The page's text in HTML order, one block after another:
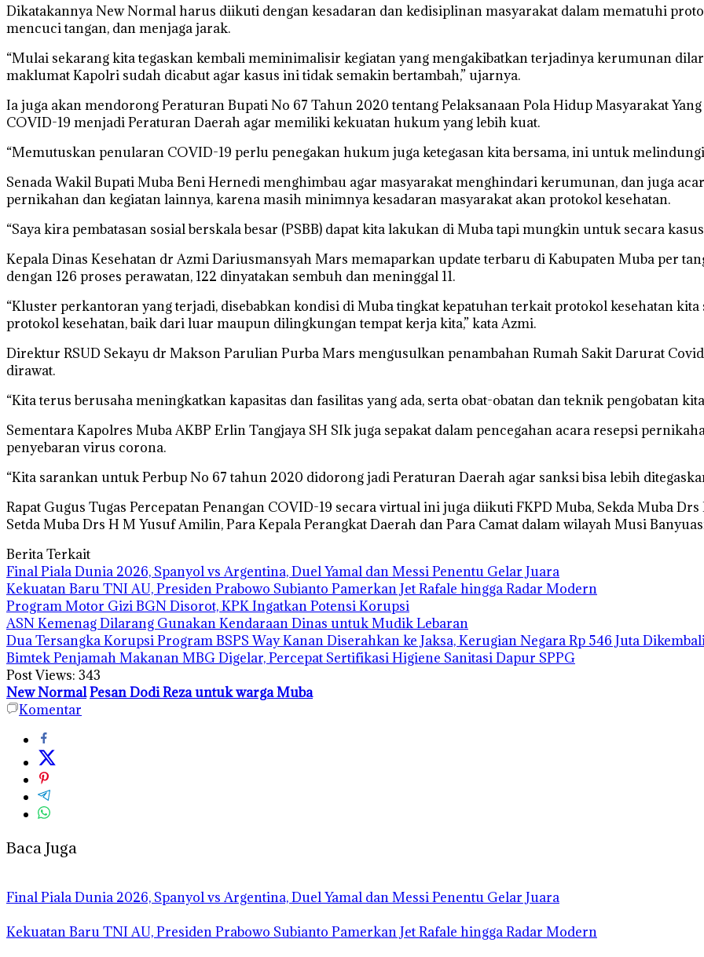
Dikatakannya New Normal harus diikuti dengan kesadaran dan kedisiplinan masyarakat dalam mematuhi
mencuci tangan, dan menjaga jarak.
“Mulai sekarang kita tegaskan kembali meminimalisir kegiatan yang mengakibatkan terjadinya kerumunan
maklumat Kapolri sudah dicabut agar kasus ini tidak semakin bertambah,” ujarnya.
Ia juga akan mendorong Peraturan Bupati No 67 Tahun 2020 tentang Pelaksanaan Pola Hidup Masyarakat
COVID-19 menjadi Peraturan Daerah agar memiliki kekuatan hukum yang lebih kuat.
“Memutuskan penularan COVID-19 perlu penegakan hukum juga ketegasan kita bersama, ini untuk
Senada Wakil Bupati Muba Beni Hernedi menghimbau agar masyarakat menghindari kerumunan, dan juga
pernikahan dan kegiatan lainnya, karena masih minimnya kesadaran masyarakat akan protokol kesehatan.
“Saya kira pembatasan sosial berskala besar (PSBB) dapat kita lakukan di Muba tapi mungkin untuk secara
Kepala Dinas Kesehatan dr Azmi Dariusmansyah Mars memaparkan update terbaru di Kabupaten Muba per
dengan 126 proses perawatan, 122 dinyatakan sembuh dan meninggal 11.
“Kluster perkantoran yang terjadi, disebabkan kondisi di Muba tingkat kepatuhan terkait protokol kesehatan
protokol kesehatan, baik dari luar maupun dilingkungan tempat kerja kita,” kata Azmi.
Direktur RSUD Sekayu dr Makson Parulian Purba Mars mengusulkan penambahan Rumah Sakit Darurat
dirawat.
“Kita terus berusaha meningkatkan kapasitas dan fasilitas yang ada, serta obat-obatan dan teknik pengobatan
Sementara Kapolres Muba AKBP Erlin Tangjaya SH SIk juga sepakat dalam pencegahan acara resepsi
penyebaran virus corona.
“Kita sarankan untuk Perbup No 67 tahun 2020 didorong jadi Peraturan Daerah agar sanksi bisa lebih
Rapat Gugus Tugas Percepatan Penangan COVID-19 secara virtual ini juga diikuti FKPD Muba, Sekda Muba
Setda Muba Drs H M Yusuf Amilin, Para Kepala Perangkat Daerah dan Para Camat dalam wilayah Musi
Berita Terkait
Final Piala Dunia 2026, Spanyol vs Argentina, Duel Yamal dan Messi Penentu Gelar Juara
Kekuatan Baru TNI AU, Presiden Prabowo Subianto Pamerkan Jet Rafale hingga Radar Modern
Program Motor Gizi BGN Disorot, KPK Ingatkan Potensi Korupsi
ASN Kemenag Dilarang Gunakan Kendaraan Dinas untuk Mudik Lebaran
Dua Tersangka Korupsi Program BSPS Way Kanan Diserahkan ke Jaksa, Kerugian Negara Rp 546 Juta
Bimtek Penjamah Makanan MBG Digelar, Percepat Sertifikasi Higiene Sanitasi Dapur SPPG
Post Views: 343
New NormalPesan Dodi Reza untuk warga Muba
Komentar
Baca Juga
Final Piala Dunia 2026, Spanyol vs Argentina, Duel Yamal dan Messi Penentu Gelar Juara
Kekuatan Baru TNI AU, Presiden Prabowo Subianto Pamerkan Jet Rafale hingga Radar Modern